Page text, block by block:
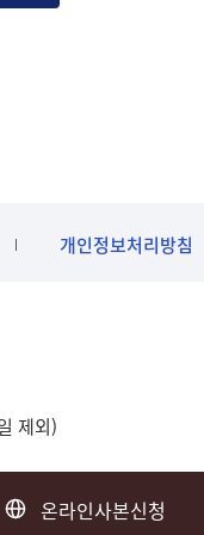
온라인사본신청
개인정보처리방침
제외)